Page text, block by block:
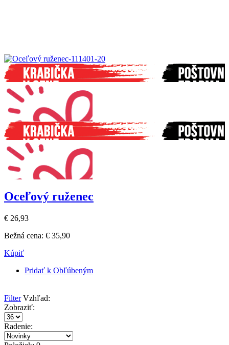
Oceľový ruženec
€ 26,93
Bežná cena: € 35,90
Kúpiť
Pridať k Obľúbeným
Filter Vzhľad:
Zobraziť:
Radenie: